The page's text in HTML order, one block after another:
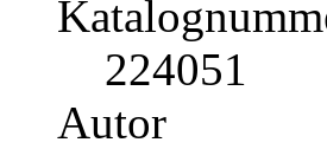
Preis
US$ 53,99